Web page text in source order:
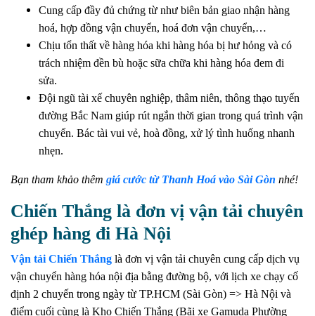
Cung cấp đầy đủ chứng từ như biên bản giao nhận hàng
hoá, hợp đồng vận chuyển, hoá đơn vận chuyển,…
Chịu tổn thất về hàng hóa khi hàng hóa bị hư hỏng và có
trách nhiệm đền bù hoặc sữa chữa khi hàng hóa đem đi
sửa.
Đội ngũ tài xế chuyên nghiệp, thâm niên, thông thạo tuyến
đường Bắc Nam giúp rút ngắn thời gian trong quá trình vận
chuyển. Bác tài vui vẻ, hoà đồng, xử lý tình huống nhanh
nhẹn.
Bạn tham khảo thêm giá cước từ Thanh Hoá vào Sài Gòn nhé!
Chiến Thắng là đơn vị vận tải chuyên
ghép hàng đi Hà Nội
Vận tải Chiến Thắng là đơn vị vận tải chuyên cung cấp dịch vụ
vận chuyển hàng hóa nội địa bằng đường bộ, với lịch xe chạy cố
định 2 chuyến trong ngày từ TP.HCM (Sài Gòn) => Hà Nội và
điểm cuối cùng là Kho Chiến Thắng (Bãi xe Gamuda Phường